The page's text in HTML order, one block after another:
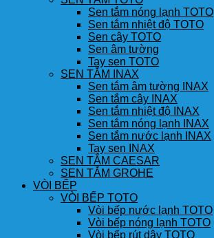
Sen tắm nóng lạnh TOTO
Sen tắm nhiệt độ TOTO
Sen cây TOTO
Sen âm tường
Tay sen TOTO
SEN TẮM INAX
Sen tắm âm tường INAX
Sen tắm cây INAX
Sen tắm nhiệt độ INAX
Sen tắm nóng lạnh INAX
Sen tắm nước lạnh INAX
Tay sen INAX
SEN TẮM CAESAR
SEN TẮM GROHE
VÒI BẾP
VÒI BẾP TOTO
Vòi bếp nước lạnh TOTO
Vòi bếp nóng lạnh TOTO
Vòi bếp rút dây TOTO